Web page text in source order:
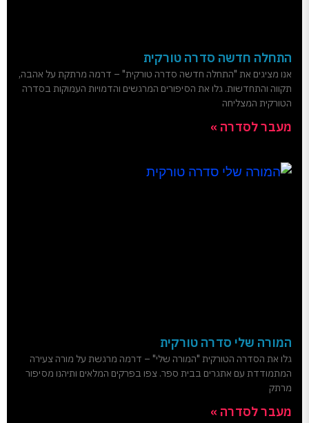
התחלה חדשה סדרה טורקית
אנו מציגים את "התחלה חדשה סדרה טורקית" – דרמה מרתקת על אהבה,
תקווה והתחדשות. גלו את הסיפורים המרגשים והדמויות העמוקות בסדרה
הטורקית המצליחה
מעבר לסדרה »
המורה שלי סדרה טורקית
גלו את הסדרה הטורקית "המורה שלי" – דרמה מרגשת על מורה צעירה
המתמודדת עם אתגרים בבית ספר. צפו בפרקים המלאים ותיהנו מסיפור
מרתק
מעבר לסדרה »